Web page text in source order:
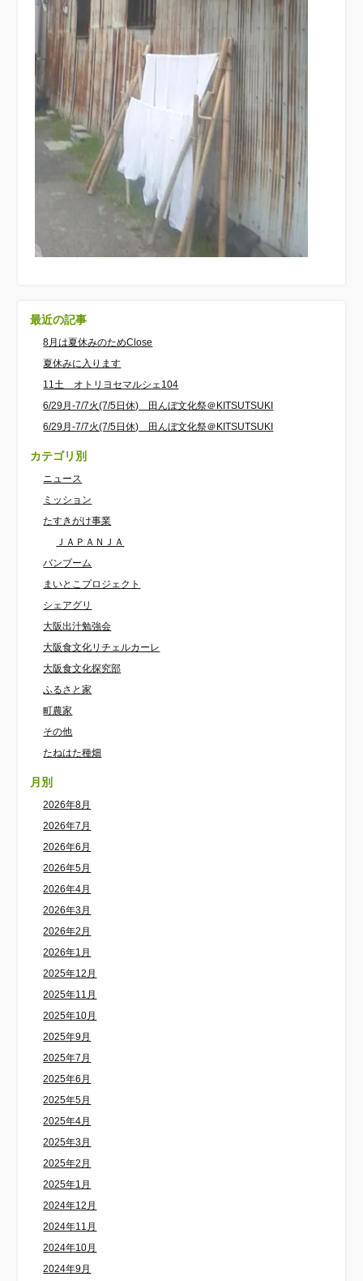
最近の記事
8月は夏休みのためClose
夏休みに入ります
11土 オトリヨセマルシェ104
6/29月-7/7火(7/5日休) 田んぼ文化祭＠KITSUTSUKI
6/29月-7/7火(7/5日休) 田んぼ文化祭＠KITSUTSUKI
カテゴリ別
ニュース
ミッション
たすきがけ事業
ＪＡＰＡＮＪＡ
バンブーム
まいとこプロジェクト
シェアグリ
大阪出汁勉強会
大阪食文化リチェルカーレ
大阪食文化探究部
ふるさと家
町農家
その他
たねはた種畑
月別
2026年8月
2026年7月
2026年6月
2026年5月
2026年4月
2026年3月
2026年2月
2026年1月
2025年12月
2025年11月
2025年10月
2025年9月
2025年7月
2025年6月
2025年5月
2025年4月
2025年3月
2025年2月
2025年1月
2024年12月
2024年11月
2024年10月
2024年9月